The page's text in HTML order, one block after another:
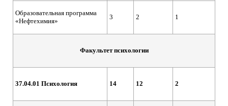
Образовательная программа
«Нефтехимия»
3 2 1
Факультет психологии
37.04.01 Психология 14 12 2